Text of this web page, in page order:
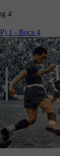
4
1 - Boca 4